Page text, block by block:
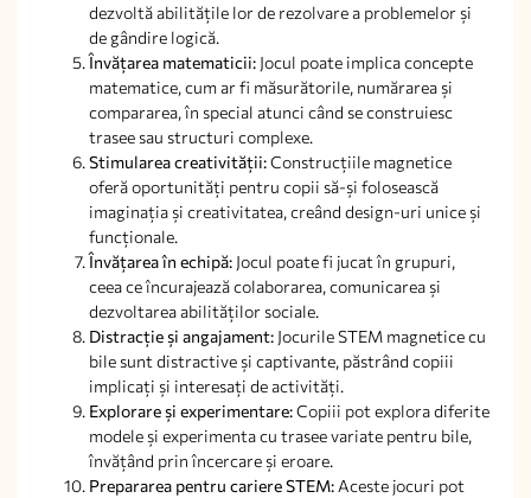
dezvoltă abilitățile lor de rezolvare a problemelor și
de gândire logică.
Învățarea matematicii: Jocul poate implica concepte
matematice, cum ar fi măsurătorile, numărarea și
compararea, în special atunci când se construiesc
trasee sau structuri complexe.
Stimularea creativității:Construcțiile magnetice
oferă oportunități pentru copii să-și folosească
imaginația și creativitatea, creând design-uri unice și
funcționale.
Învățarea în echipă: Jocul poate fi jucat în grupuri,
ceea ce încurajează colaborarea, comunicarea și
dezvoltarea abilităților sociale.
Distracție și angajament: Jocurile STEM magnetice cu
bile sunt distractive și captivante, păstrând copiii
implicați și interesați de activități.
Explorare și experimentare:Copiii pot explora diferite
modele și experimenta cu trasee variate pentru bile,
învățând prin încercare și eroare.
Prepararea pentru cariere STEM: Aceste jocuri pot